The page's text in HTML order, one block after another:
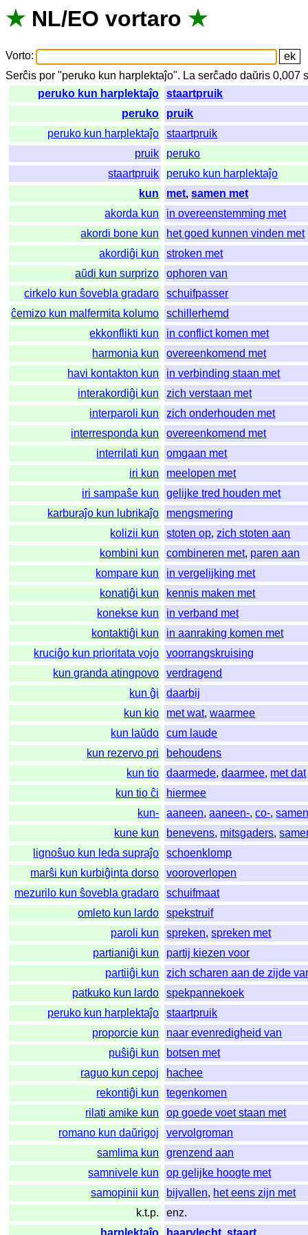
★ NL/EO vortaro ★
Vorto:
Serĉis por "peruko kun harplektaĵo". La serĉado daŭris 0,007
peruko kun harplektaĵo
staartpruik
peruko
pruik
peruko kun harplektaĵo
staartpruik
pruik
peruko
staartpruik
peruko kun harplektaĵo
kun
met,samen met
akorda kun
in overeenstemming met
akordi bone kun
het goed kunnen vinden met
akordiĝi kun
stroken met
aŭdi kun surprizo
ophoren van
cirkelo kun ŝovebla gradaro
schuifpasser
ĉemizo kun malfermita kolumo
schillerhemd
ekkonflikti kun
in conflict komen met
harmonia kun
overeenkomend met
havi kontakton kun
in verbinding staan met
interakordiĝi kun
zich verstaan met
interparoli kun
zich onderhouden met
interresponda kun
overeenkomend met
interrilati kun
omgaan met
iri kun
meelopen met
iri sampaŝe kun
gelijke tred houden met
karburaĵo kun lubrikaĵo
mengsmering
kolizii kun
stoten op,zich stoten aan
kombini kun
combineren met, paren aan
kompare kun
in vergelijking met
konatiĝi kun
kennis maken met
konekse kun
in verband met
kontaktiĝi kun
in aanraking komen met
kruciĝo kun prioritata vojo
voorrangskruising
kun granda atingpovo
verdragend
kun ĝi
daarbij
kun kio
met wat,waarmee
kun laŭdo
cum laude
kun rezervo pri
behoudens
kun tio
daarmede,daarmee, met dat
kun tio ĉi
hiermee
kun-
aaneen,aaneen-,co-,
kune kun
benevens, mitsgaders,
lignoŝuo kun leda supraĵo
schoenklomp
marŝi kun kurbiĝinta dorso
vooroverlopen
mezurilo kun ŝovebla gradaro
schuifmaat
omleto kun lardo
spekstruif
paroli kun
spreken,spreken met
partianiĝi kun
partij kiezen voor
partiiĝi kun
zich scharen aan de zijde
patkuko kun lardo
spekpannekoek
peruko kun harplektaĵo
staartpruik
proporcie kun
naar evenredigheid van
puŝiĝi kun
botsen met
raguo kun cepoj
hachee
rekontiĝi kun
tegenkomen
rilati amike kun
op goede voet staan met
romano kun daŭrigoj
vervolgroman
samlima kun
grenzend aan
samnivele kun
op gelijke hoogte met
samopinii kun
bijvallen, het eens zijn met
k.t.p.
enz.